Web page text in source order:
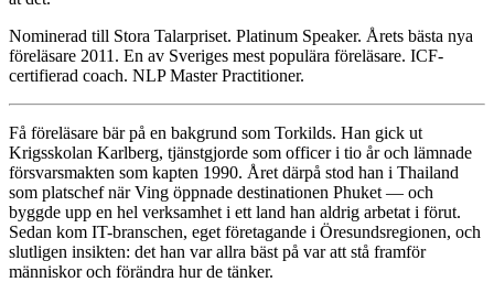
Nominerad till Stora Talarpriset. Platinum Speaker. Årets bästa nya
föreläsare 2011. En av Sveriges mest populära föreläsare. ICF-
certifierad coach. NLP Master Practitioner.
Få föreläsare bär på en bakgrund som Torkilds. Han gick ut
Krigsskolan Karlberg, tjänstgjorde som officer i tio år och lämnade
försvarsmakten som kapten 1990. Året därpå stod han i Thailand
som platschef när Ving öppnade destinationen Phuket — och
byggde upp en hel verksamhet i ett land han aldrig arbetat i förut.
Sedan kom IT-branschen, eget företagande i Öresundsregionen, och
slutligen insikten: det han var allra bäst på var att stå framför
människor och förändra hur de tänker.